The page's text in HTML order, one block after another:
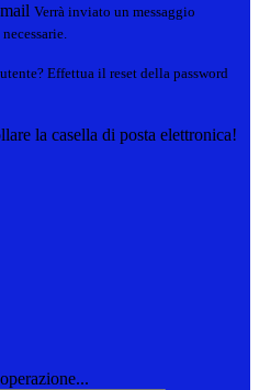
Verrà inviato un messaggio
Effettua il reset della password
la casella di posta elettronica!